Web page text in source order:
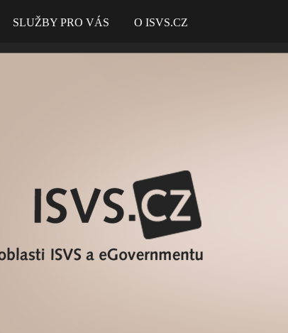
SLUŽBY PRO VÁS O ISVS.CZ